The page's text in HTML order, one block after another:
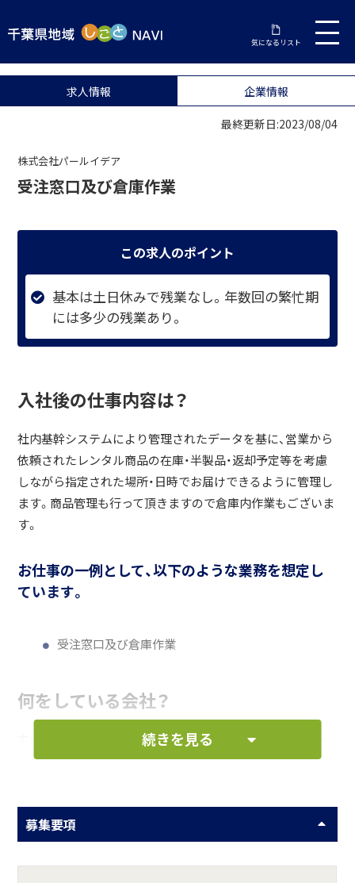
気になるリスト
求人情報 企業情報
最終更新日:2023/08/04
株式会社パールイデア
受注窓口及び倉庫作業
この求人のポイント
基本は土日休みで残業なし。年数回の繁忙期
には多少の残業あり。
入社後の仕事内容は？
社内基幹システムにより管理されたデータを基に、営業から
依頼されたレンタル商品の在庫・半製品・返却予定等を考慮
しながら指定された場所・日時でお届けできるように管理し
ます。商品管理も行って頂きますので倉庫内作業もございま
す。
お仕事の一例として、以下のような業務を想定し
ています。
受注窓口及び倉庫作業
何をしている会社？
主に商業施設のマネキン・陳列什器の提案や季節・イベント
での装飾品の提案を行い設置・設営まで行うディスプレイ会
続きを見る
募集要項